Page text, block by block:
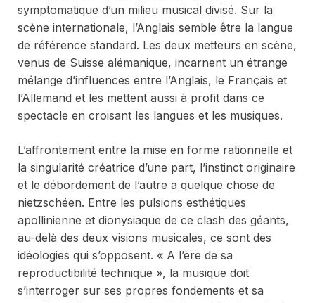
symptomatique d’un milieu musical divisé. Sur la
scène internationale, l’Anglais semble être la langue
de référence standard. Les deux metteurs en scène,
venus de Suisse alémanique, incarnent un étrange
mélange d’influences entre l’Anglais, le Français et
l’Allemand et les mettent aussi à profit dans ce
spectacle en croisant les langues et les musiques.
L’affrontement entre la mise en forme rationnelle et
la singularité créatrice d’une part, l’instinct originaire
et le débordement de l’autre a quelque chose de
nietzschéen. Entre les pulsions esthétiques
apollinienne et dionysiaque de ce clash des géants,
au-delà des deux visions musicales, ce sont des
idéologies qui s’opposent. « A l’ère de sa
reproductibilité technique », la musique doit
s’interroger sur ses propres fondements et sa